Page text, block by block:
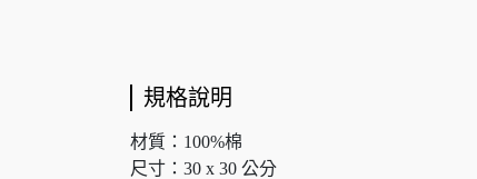
規格說明
材質：100%棉
尺寸：30 x 30 公分